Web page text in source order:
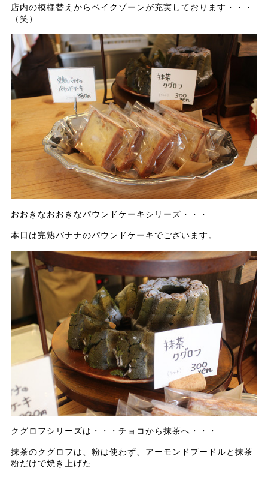
店内の模様替えからベイクゾーンが充実しております・・・
（笑）
おおきなおおきなパウンドケーキシリーズ・・・
本日は完熟バナナのパウンドケーキでございます。
クグロフシリーズは・・・チョコから抹茶へ・・・
抹茶のクグロフは、粉は使わず、アーモンドプードルと抹茶
粉だけで焼き上げた